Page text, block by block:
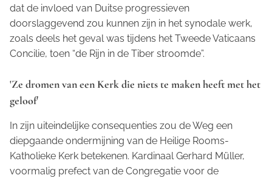
dat de invloed van Duitse progressieven
doorslaggevend zou kunnen zijn in het synodale werk,
zoals deels het geval was tijdens het Tweede Vaticaans
Concilie, toen “de Rijn in de Tiber stroomde”.
'Ze dromen van een Kerk die niets te maken heeft met het
geloof'
In zijn uiteindelijke consequenties zou de Weg een
diepgaande ondermijning van de Heilige Rooms-
Katholieke Kerk betekenen. Kardinaal Gerhard Müller,
voormalig prefect van de Congregatie voor de